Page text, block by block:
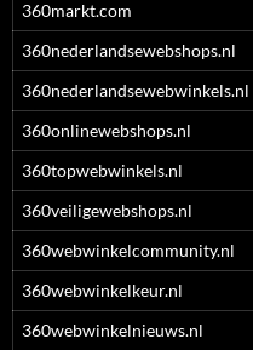
360markt.com
360nederlandsewebshops.nl
360nederlandsewebwinkels.nl
360onlinewebshops.nl
360topwebwinkels.nl
360veiligewebshops.nl
360webwinkelcommunity.nl
360webwinkelkeur.nl
360webwinkelnieuws.nl